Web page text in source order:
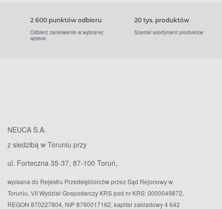
2 600 punktów odbioru
Odbierz zamówienie w wybranej
aptece
20 tys. produktów
Szeroki asortyment produktów
NEUCA S.A.
z siedzibą w Toruniu przy
ul. Forteczna 35-37, 87-100 Toruń,
wpisana do Rejestru Przedsiębiorców przez Sąd Rejonowy w
Toruniu, VII Wydział Gospodarczy KRS pod nr KRS: 0000049872,
REGON 870227804, NIP 8790017162, kapitał zakładowy 4 642